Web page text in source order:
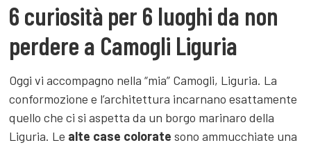
6 curiosità per 6 luoghi da non
perdere a Camogli Liguria
Oggi vi accompagno nella “mia” Camogli, Liguria. La
conformozione e l’architettura incarnano esattamente
quello che ci si aspetta da un borgo marinaro della
Liguria. Le alte case colorate sono ammucchiate una